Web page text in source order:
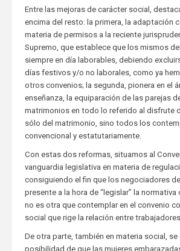
Entre las mejoras de carácter social,
encima del resto: la primera, la adaptación
materia de permisos a la reciente
Supremo, que establece que los mismos
siempre en día laborables, debiendo
días festivos y/o no laborales, como ya
otros convenios; la segunda, pionera en el
enseñanza, la equiparación de las parejas
matrimonios en todo lo referido al disfrute
sólo del matrimonio, sino todos los
convencional y estatutariamente.
Con estas dos reformas, situamos al
vanguardia legislativa en materia de
consiguiendo el fin que los negociadores
presente a la hora de “legislar” la normativa
no es otra que contemplar en el convenio
social que rige la relación entre
De otra parte, también en materia social,
posibilidad de que las mujeres